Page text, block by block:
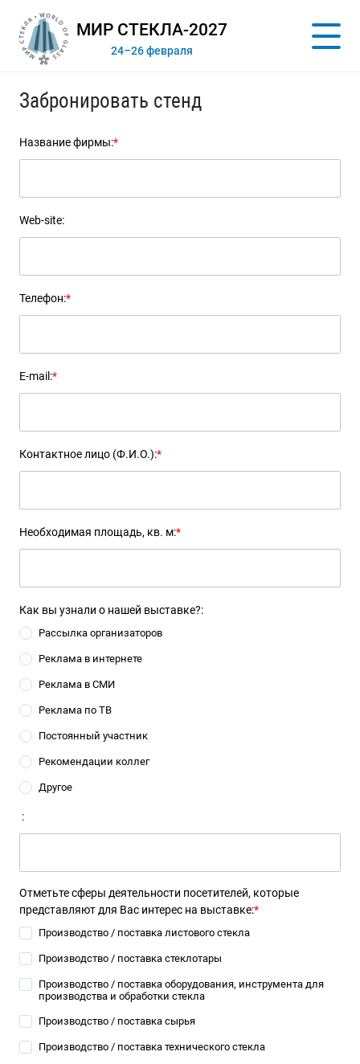
МИР СТЕКЛА-2027
24–26 февраля
Забронировать стенд
Название фирмы:*
Web-site:
Телефон:*
E-mail:*
Контактное лицо (Ф.И.О.):*
Необходимая площадь, кв. м:*
Как вы узнали о нашей выставке?:
Рассылка организаторов
Реклама в интернете
Реклама в СМИ
Реклама по ТВ
Постоянный участник
Рекомендации коллег
Другое
:
Отметьте сферы деятельности посетителей, которые
представляют для Вас интерес на выставке:*
Производство / поставка листового стекла
Производство / поставка стеклотары
Производство / поставка оборудования, инструмента для
производства и обработки стекла
Производство / поставка сырья
Производство / поставка технического стекла